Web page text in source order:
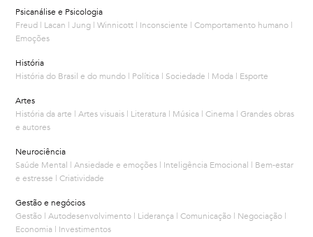
Psicanálise e Psicologia
Freud | Lacan | Jung | Winnicott | Inconsciente | Comportamento humano |
Emoções
História
História do Brasil e do mundo | Política | Sociedade | Moda | Esporte
Artes
História da arte | Artes visuais | Literatura | Música | Cinema | Grandes obras
e autores
Neurociência
Saúde Mental | Ansiedade e emoções | Inteligência Emocional | Bem-estar
e estresse | Criatividade
Gestão e negócios
Gestão | Autodesenvolvimento | Liderança | Comunicação | Negociação |
Economia | Investimentos